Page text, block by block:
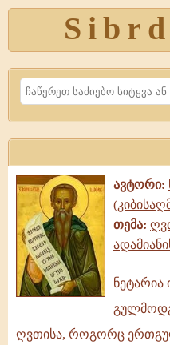
Search
ავტორი:
თემა:
ნეტარია
ვისაც
ნეტარია
ღვთისა, როგორც